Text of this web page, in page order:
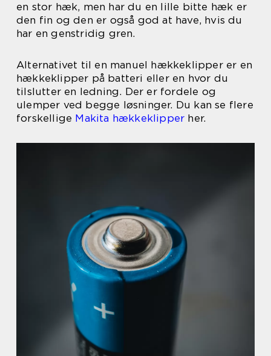
en stor hæk, men har du en lille bitte hæk er
den fin og den er også god at have, hvis du
har en genstridig gren.
Alternativet til en manuel hækkeklipper er en
hækkeklipper på batteri eller en hvor du
tilslutter en ledning. Der er fordele og
ulemper ved begge løsninger. Du kan se flere
forskellige Makita hækkeklipper her.